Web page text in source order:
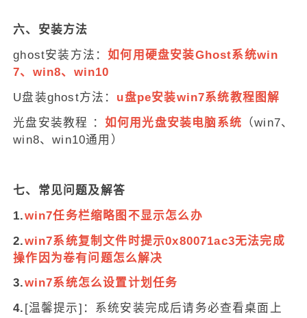
六、安装方法
ghost安装方法：如何用硬盘安装Ghost系统win
7、win8、win10
U盘装ghost方法： u盘pe安装win7系统教程图解
光盘安装教程 ： 如何用光盘安装电脑系统 （win7、
win8、win10通用）
七、常见问题及解答
1.win7任务栏缩略图不显示怎么办
2.win7系统复制文件时提示0x80071ac3无法完成
操作因为卷有问题怎么解决
3.win7系统怎么设置计划任务
4. [温馨提示]：系统安装完成后请务必查看桌面上